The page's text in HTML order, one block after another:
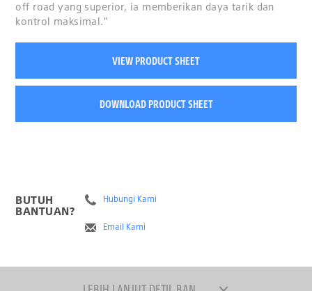
off road yang superior, ia memberikan daya tarik dan
kontrol maksimal."
VIEW PRODUCT SHEET
DOWNLOAD PRODUCT SHEET
BUTUH
BANTUAN?
Hubungi Kami
Email Kami